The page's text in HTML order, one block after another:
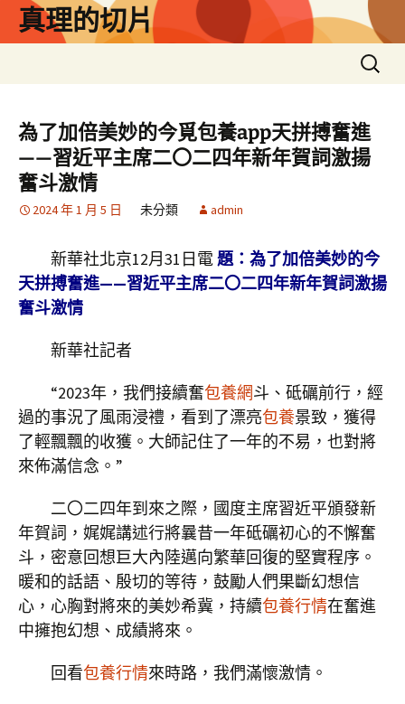
真理的切片
搜
尋
鍵
字:
為了加倍美妙的今覓包養app天拼搏奮進
——習近平主席二〇二四年新年賀詞激揚
奮斗激情
2024 年 1 月 5 日 未分類 admin
新華社北京12月31日電題：為了加倍美妙的今
天拼搏奮進——習近平主席二〇二四年新年賀詞激揚
奮斗激情
新華社記者
“2023年，我們接續奮包養網斗、砥礪前行，經
過的事況了風雨浸禮，看到了漂亮包養景致，獲得
了輕飄飄的收獲。大師記住了一年的不易，也對將
來佈滿信念。”
二〇二四年到來之際，國度主席習近平頒發新
年賀詞，娓娓講述行將曩昔一年砥礪初心的不懈奮
斗，密意回想巨大內陸邁向繁華回復的堅實程序。
暖和的話語、殷切的等待，鼓勵人們果斷幻想信
心，心胸對將來的美妙希冀，持續包養行情在奮進
中擁抱幻想、成績將來。
回看包養行情來時路，我們滿懷激情。